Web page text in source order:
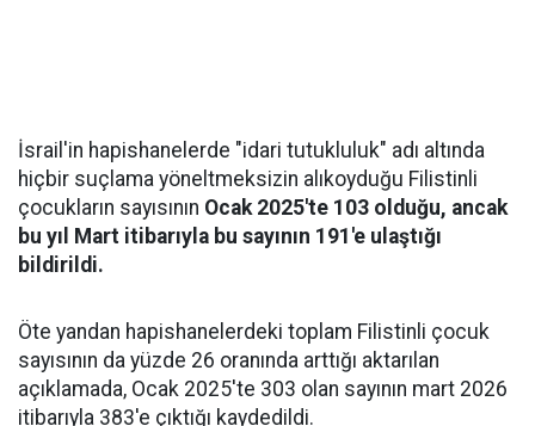
İsrail'in hapishanelerde "idari tutukluluk" adı altında
hiçbir suçlama yöneltmeksizin alıkoyduğu Filistinli
çocukların sayısının Ocak 2025'te 103 olduğu, ancak
bu yıl Mart itibarıyla bu sayının 191'e ulaştığı
bildirildi.
Öte yandan hapishanelerdeki toplam Filistinli çocuk
sayısının da yüzde 26 oranında arttığı aktarılan
açıklamada, Ocak 2025'te 303 olan sayının mart 2026
itibarıyla 383'e çıktığı kaydedildi.